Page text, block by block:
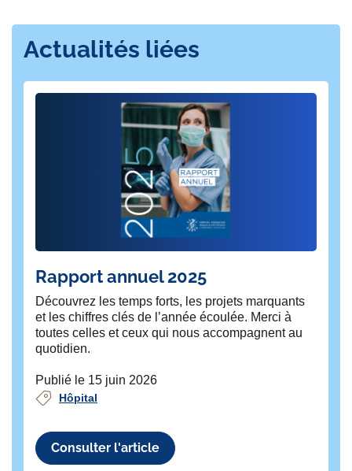
Actualités liées
Rapport annuel 2025
Découvrez les temps forts, les projets marquants
et les chiffres clés de l’année écoulée. Merci à
toutes celles et ceux qui nous accompagnent au
quotidien.
Publié le 15 juin 2026
Hôpital
Consulter l'article